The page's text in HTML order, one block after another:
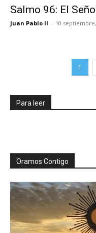
Salmo 96: El
Juan Pablo II - 10
1
Para leer
Oramos Contigo